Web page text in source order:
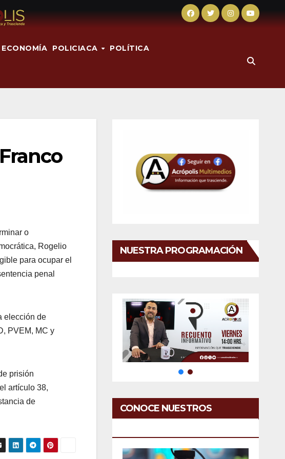
ECONOMÍA POLICIACA POLÍTICA
o
Rogelio
para ocupar el
penal
elección de
PVEM, MC y
prisión
artículo 38,
de
NUESTRA PROGRAMACIÓN
CONOCE NUESTROS